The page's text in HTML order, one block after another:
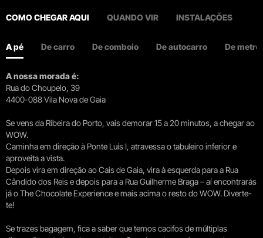
COMO CHEGAR AQUI QUANDO VIR INSTALAÇÕES
A pé De carro De comboio De autocarro De metro
A nossa morada é:
Rua do Choupelo, 39
4400-088 Vila Nova de Gaia
Se vens da Ribeira do Porto, vais demorar 15 a 20 minutos, a chegar ao
WOW.
Caminha em direção à Ponte Luís I, atravessa o tabuleiro inferior e
aproveita a vista.
Depois vira em direção ao Cais de Gaia, vira à esquerda para a Rua
Cândido dos Reis e depois para a Rua Guilherme Braga – aí encontrarás
já o The Chocolate Experience e mais acima o resto do WOW. Diverte-
te!
Se trazes bagagem, fica a saber que temos cacifos de múltiplas